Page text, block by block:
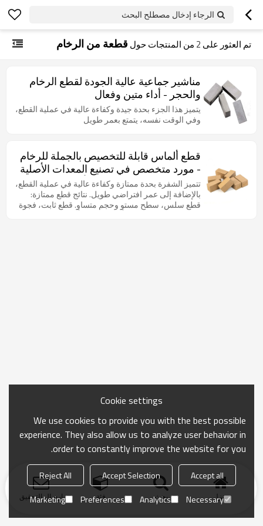
الرجاء إدخال مصطلح البحث
تم العثور على 2 من المنتجات حول قطعة من الرخام
مناشير جماعية عالية الجودة لقطع الرخام
والحجر - أداء متين وفعال
يتميز هذا الجزء بحدة جيدة وكفاءة عالية في عملية القطع،
وفي الوقت نفسه، يتمتع بعمر طويل
قطع ألماس قابلة للتخصيص بالجملة للرخام
- مورد متخصص في تصنيع المعدات الأصلية
وتصنيع التصميم الشخصي لأدوات الطحن
وفرش الكشط لأسواق أمريكا الشمالية
وأوروبا | مثالية لمعالجة الأحجار باحترافية
تتميز الشفرة بحدة ممتازة وكفاءة عالية في عملية القطع،
بالإضافة إلى عمر افتراضي طويل. نتائج قطع ممتازة:
قطع سلس، سطح مستوٍ وحجم متساوٍ. قطع ثابت، فجوة
منزل بحث فئة ارسال التحقيق
Cookie settings
We use cookies to provide you with the best possible
experience. They also allow us to analyze user behavior in
order to constantly improve the website for you.
Accept all
Accept Selection
Reject All
Necessary
Analytics
Preferences
Marketing